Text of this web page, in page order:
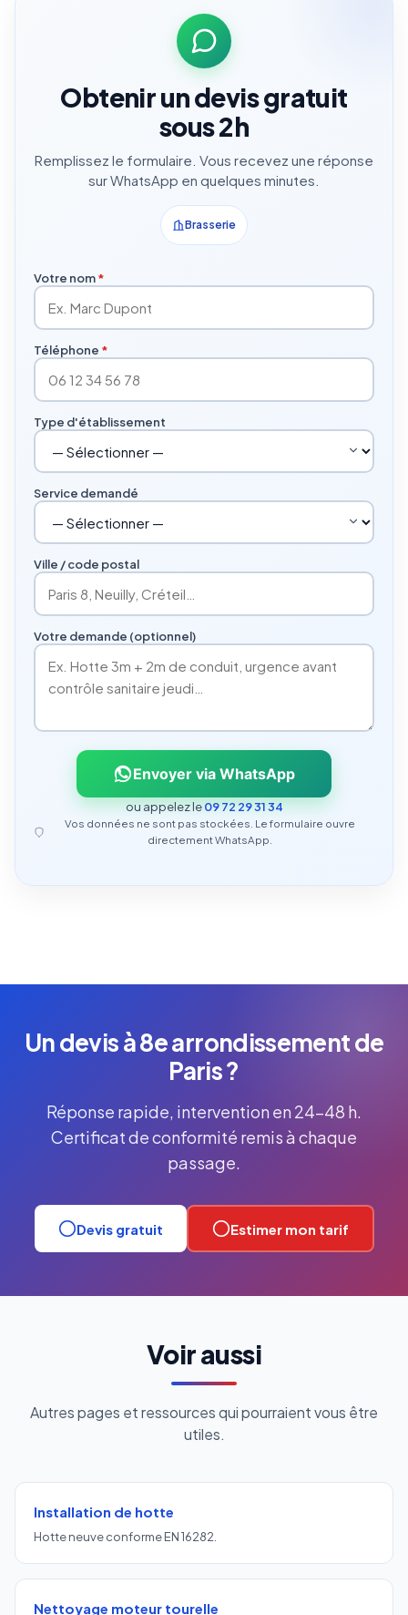
Obtenir un devis gratuit
sous 2h
Remplissez le formulaire. Vous recevez une réponse
sur WhatsApp en quelques minutes.
Brasserie
Votre nom*
Téléphone *
Type d'établissement
Service demandé
Ville / code postal
Votre demande (optionnel)
Envoyer via WhatsApp
ou appelez le09 72 29 31 34
Vos données ne sont pas stockées. Le formulaire ouvre
directement WhatsApp.
Un devis à 8e arrondissement de
Paris ?
Réponse rapide, intervention en 24-48 h.
Certificat de conformité remis à chaque
passage.
Devis gratuit Estimer mon tarif
Voir aussi
Autres pages et ressources qui pourraient vous être
utiles.
Installation de hotte
Hotte neuve conforme EN 16282.
Nettoyage moteur tourelle